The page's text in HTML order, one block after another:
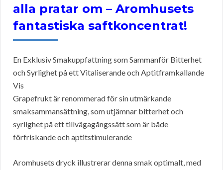
alla pratar om – Aromhusets
fantastiska saftkoncentrat!
En Exklusiv Smakuppfattning som Sammanför Bitterhet
och Syrlighet på ett Vitaliserande och Aptitframkallande
Vis
Grapefrukt är renommerad för sin utmärkande
smaksammansättning, som utjämnar bitterhet och
syrlighet på ett tillvägagångssätt som är både
förfriskande och aptitstimulerande
Aromhusets dryck illustrerar denna smak optimalt, med